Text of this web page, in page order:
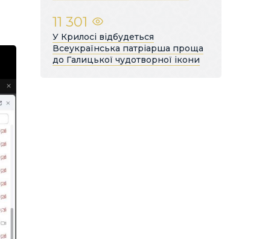
11 301
У Крилосі відбудеться
Всеукраїнська патріарша проща
до Галицької чудотворної ікони